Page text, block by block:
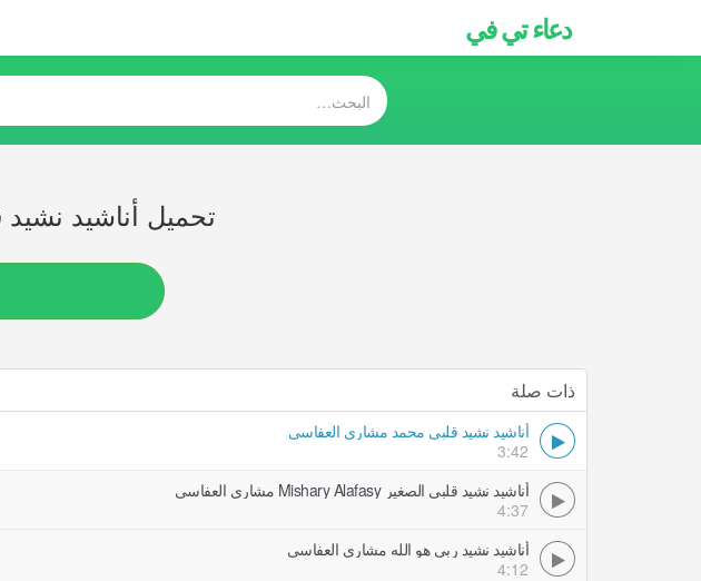
دعاء تي في
تحميل أناشيد
ذات صلة
أناشيد نشيد قلبي محمد مشاري العفاسي
3:42
أناشيد نشيد قلبي الصغير Mishary Alafasy مشاري العفاسي
4:37
أناشيد نشيد ربي هو الله مشاري العفاسي
4:12